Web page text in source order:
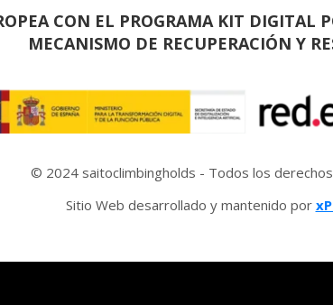
CON EL PROGRAMA KIT DIGITAL
MECANISMO DE RECUPERACIÓN Y
© 2024 saitoclimbingholds - Todos los
Sitio Web desarrollado y mantenido por